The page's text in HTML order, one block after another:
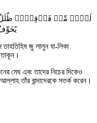
لَہُمۡ مِّنۡ فَوۡقِہِمۡ ظُلَلٌ
তাহতিহিম জু লালুন যা-লিকা
মেঘ এবং তাদের নিচের দিকেও
তাঁর বান্দাদেরকে সতর্ক করেন।